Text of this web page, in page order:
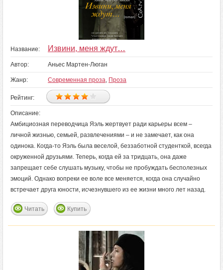
Название: Извини, меня ждут…
Автор: Аньес Мартен-Люган
Жанр: Современная проза, Проза
Рейтинг:
Описание:
Амбициозная переводчица Яэль жертвует ради карьеры всем –
личной жизнью, семьей, развлечениями – и не замечает, как она
одинока. Когда-то Яэль была веселой, беззаботной студенткой, всегда
окруженной друзьями. Теперь, когда ей за тридцать, она даже
запрещает себе слушать музыку, чтобы не пробуждать бесполезных
эмоций. Однако вопреки ее воле все меняется, когда она случайно
встречает друга юности, исчезнувшего из ее жизни много лет назад.
Читать Купить